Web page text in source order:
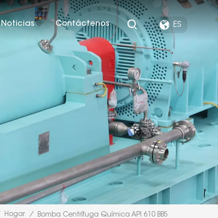
Noticias Contáctenos ES
Hogar / Bomba Centrífuga Química API 610 BB5